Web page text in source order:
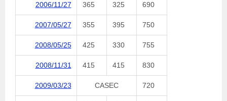
2006/11/27 365 325 690
2007/05/27 355 395 750
2008/05/25 425 330 755
2008/11/31 415 415 830
2009/03/23 CASEC 720